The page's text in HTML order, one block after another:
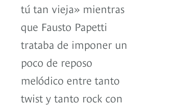
tú tan vieja» mientras
que Fausto Papetti
trataba de imponer un
poco de reposo
melódico entre tanto
twist y tanto rock con